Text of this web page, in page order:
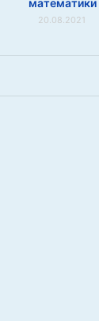
математики
20.08.2021